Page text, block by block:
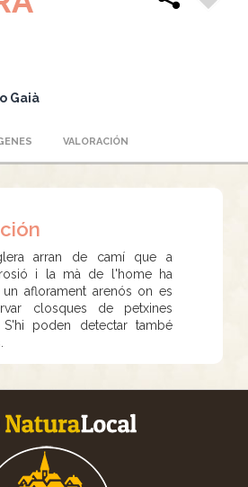
Gaià
VALORACIÓN
arran de camí que a
i la mà de l'home ha
un aflorament arenós on es
closques de petxines
S'hi poden detectar també